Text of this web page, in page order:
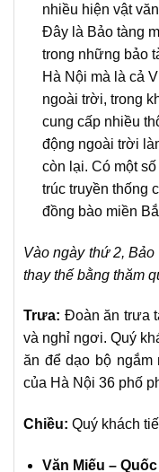
nhiều hiện vật
Đây là Bảo tàng
trong những bảo
Hà Nội mà là cả
ngoài trời, trong
cung cấp nhiều
động ngoài trời
còn lại. Có một
trúc truyền thống
đồng bào miền
Vào ngày thứ 2,
thay thế bằng thăm
Trưa: Đoàn ăn trưa
và nghỉ ngơi. Quý
ăn để dạo bộ ngắm
của Hà Nội 36 phố
Chiều: Quý khách
Văn Miếu –